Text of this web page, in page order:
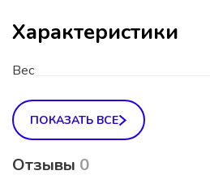
Характеристики
Вес
ПОКАЗАТЬ ВСЕ
Отзывы 0